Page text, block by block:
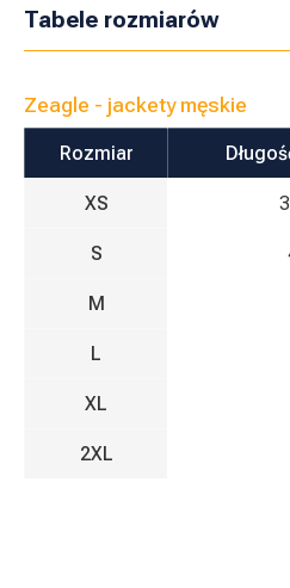
Tabele rozmiarów
Zeagle - jackety męskie
Rozmiar
XS
S
M
L
XL
2XL